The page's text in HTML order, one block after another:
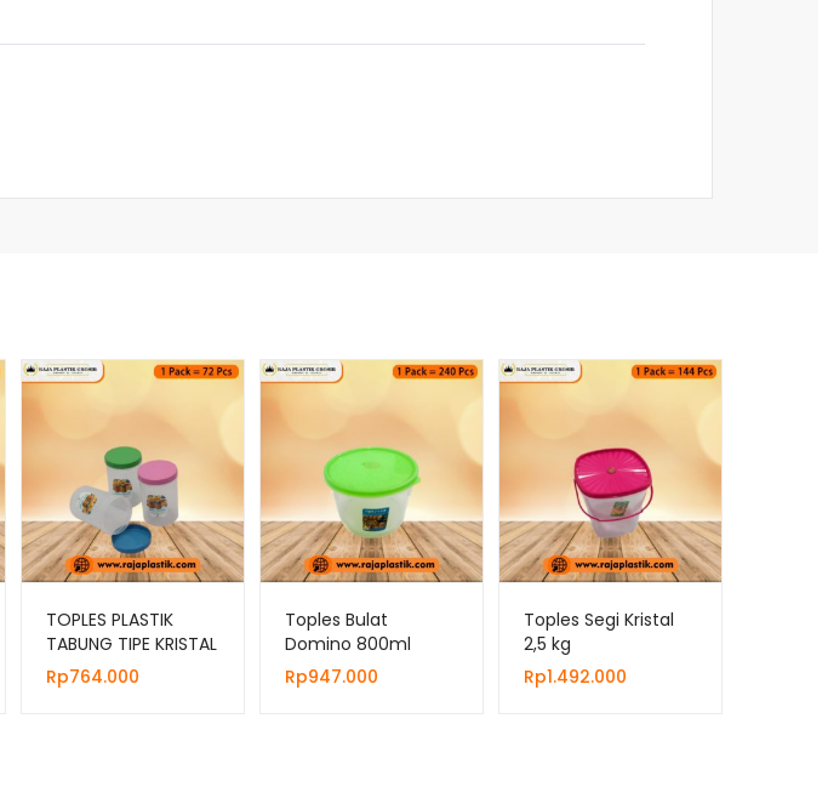
TOPLES PLASTIK
TABUNG TIPE KRISTAL
DRAT 2 KG | HARGA
GROSIR
Rp764.000
Toples Bulat
Domino 800ml
Rp947.000
Toples Segi Kristal
2,5 kg
Rp1.492.000